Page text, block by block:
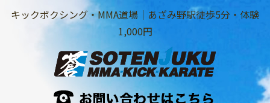
キックボクシング・MMA道場｜あざみ野駅徒歩5分・体験
1,000円